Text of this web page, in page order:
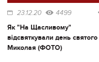
23.12.20 4499
Як "На Щасливому"
відсвяткували день святого
Миколая (ФОТО)